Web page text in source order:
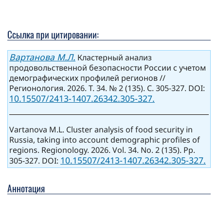
Ссылка при цитировании:
Вартанова М.Л. Кластерный анализ
продовольственной безопасности России с учетом
демографических профилей регионов //
Регионология. 2026. Т. 34. № 2 (135). С. 305-327. DOI:
10.15507/2413-1407.26342.305-327.
Vartanova M.L. Cluster analysis of food security in
Russia, taking into account demographic profiles of
regions. Regionology. 2026. Vol. 34. No. 2 (135). Pp.
305-327. DOI: 10.15507/2413-1407.26342.305-327.
Аннотация